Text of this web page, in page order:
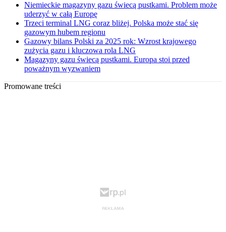
Niemieckie magazyny gazu świecą pustkami. Problem może
uderzyć w całą Europę
Trzeci terminal LNG coraz bliżej. Polska może stać się
gazowym hubem regionu
Gazowy bilans Polski za 2025 rok: Wzrost krajowego
zużycia gazu i kluczowa rola LNG
Magazyny gazu świecą pustkami. Europa stoi przed
poważnym wyzwaniem
Promowane treści